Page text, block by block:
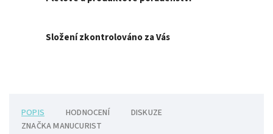
Složení zkontrolováno za Vás
POPIS HODNOCENÍ
DISKUZE
ZNAČKAMANUCURIST